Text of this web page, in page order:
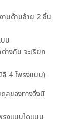
นด้านซ้าย 2 ชิ้น
บ
งกัน จะเรียก
4 โพรงแบบ)
ลของทางวิ่งมี
รงแบบใดแบบ